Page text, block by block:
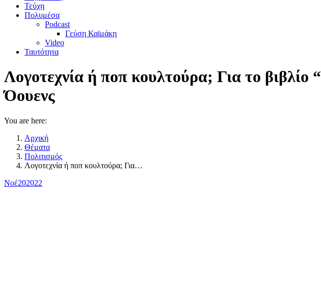
Τεύχη
Πολυμέσα
Podcast
Γεύση Καϊμάκη
Video
Ταυτότητα
Λογοτεχνία ή ποπ κουλτούρα; Για το βιβλίο
Όουενς
You are here:
Αρχική
Θέματα
Πολιτισμός
Λογοτεχνία ή ποπ κουλτούρα; Για…
Νοέ202022